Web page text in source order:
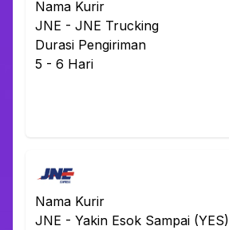
Nama Kurir
JNE - JNE Trucking
Durasi Pengiriman
5 - 6 Hari
Nama Kurir
JNE - Yakin Esok Sampai (YES)